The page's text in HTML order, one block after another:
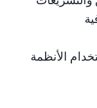
الأنظمة